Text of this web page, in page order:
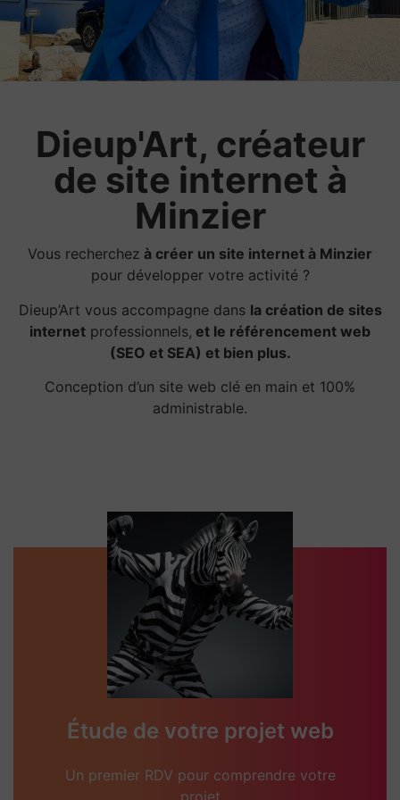
Dieup'Art, créateur
de site internet à
Minzier
Vous recherchez à créer un site internet à Minzier
pour développer votre activité ?
Dieup’Art vous accompagne dans la création de sites
internet professionnels, et le référencement web
(SEO et SEA) et bien plus.
Conception d’un site web clé en main et 100%
administrable.
Étude de votre projet web
Un premier RDV pour comprendre votre